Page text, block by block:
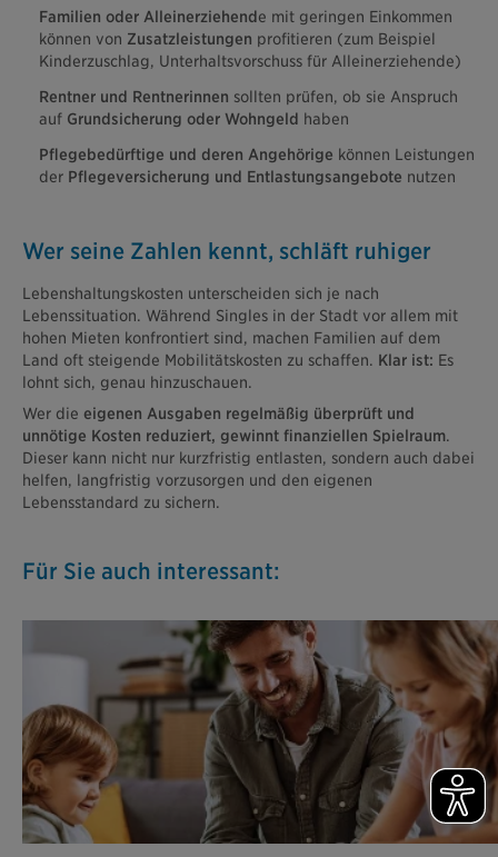
Familien oder Alleinerziehende mit geringen Einkommen
können von Zusatzleistungen profitieren (zum Beispiel
Kinderzuschlag, Unterhaltsvorschuss für Alleinerziehende)
Rentner und Rentnerinnen sollten prüfen, ob sie Anspruch
auf Grundsicherung oder Wohngeld haben
Pflegebedürftige und deren Angehörige können Leistungen
der Pflegeversicherung und Entlastungsangebote nutzen
Wer seine Zahlen kennt, schläft ruhiger
Lebenshaltungskosten unterscheiden sich je nach
Lebenssituation. Während Singles in der Stadt vor allem mit
hohen Mieten konfrontiert sind, machen Familien auf dem
Land oft steigende Mobilitätskosten zu schaffen. Klar ist: Es
lohnt sich, genau hinzuschauen.
Wer die eigenen Ausgaben regelmäßig überprüft und
unnötige Kosten reduziert, gewinnt finanziellen Spielraum.
Dieser kann nicht nur kurzfristig entlasten, sondern auch dabei
helfen, langfristig vorzusorgen und den eigenen
Lebensstandard zu sichern.
Für Sie auch interessant: